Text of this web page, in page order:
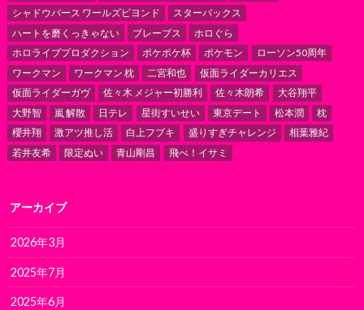
シャドウバース ワールズビヨンド
スターバックス
ハートを磨くっきゃない
ブレーブス
ホロぐら
ホロライブプロダクション
ポケポケ杯 ポケモン
ローソン50周年
ワークマン
ワークマン 枕 二宮和也
仮面ライダーカリエス
仮面ライダーガヴ
佐々木 メジャー初勝利 佐々木朗希
大谷翔平
大野智
嵐 解散 日テレ 星街すいせい 東京デート 松本潤
枕
櫻井翔
激アツ推し活 白上フブキ 盛りすぎチャレンジ
相葉雅紀
若井友希
限定ぬい 青山剛昌 飛べ！イサミ
アーカイブ
2026年3月
2025年7月
2025年6月